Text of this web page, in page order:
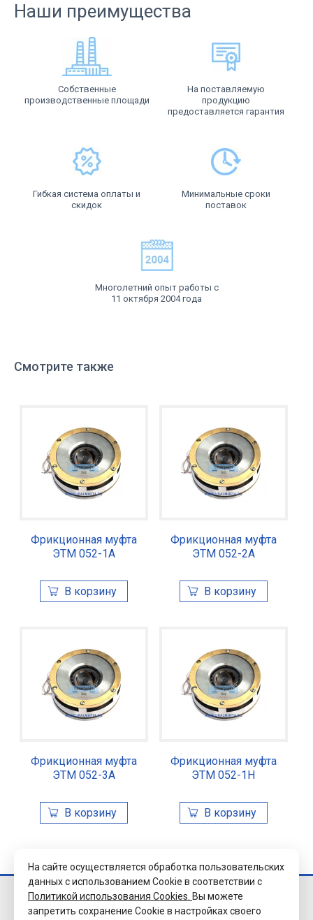
Наши преимущества
Собственные
производственные площади
На поставляемую
продукцию
предоставляется гарантия
Гибкая система оплаты и
скидок
Минимальные сроки
поставок
Многолетний опыт работы с
11 октября 2004 года
Смотрите также
Фрикционная муфта
ЭТМ 052-1А
Фрикционная муфта
ЭТМ 052-2А
Фрикционная муфта
ЭТМ 052-3А
Фрикционная муфта
ЭТМ 052-1Н
© 2026 Завод
«Уралэлектромуфта»
На сайте осуществляется обработка пользовательских
данных с использованием Cookie в соответствии с
Политикой использования Cookies. Вы можете
запретить сохранение Cookie в настройках своего